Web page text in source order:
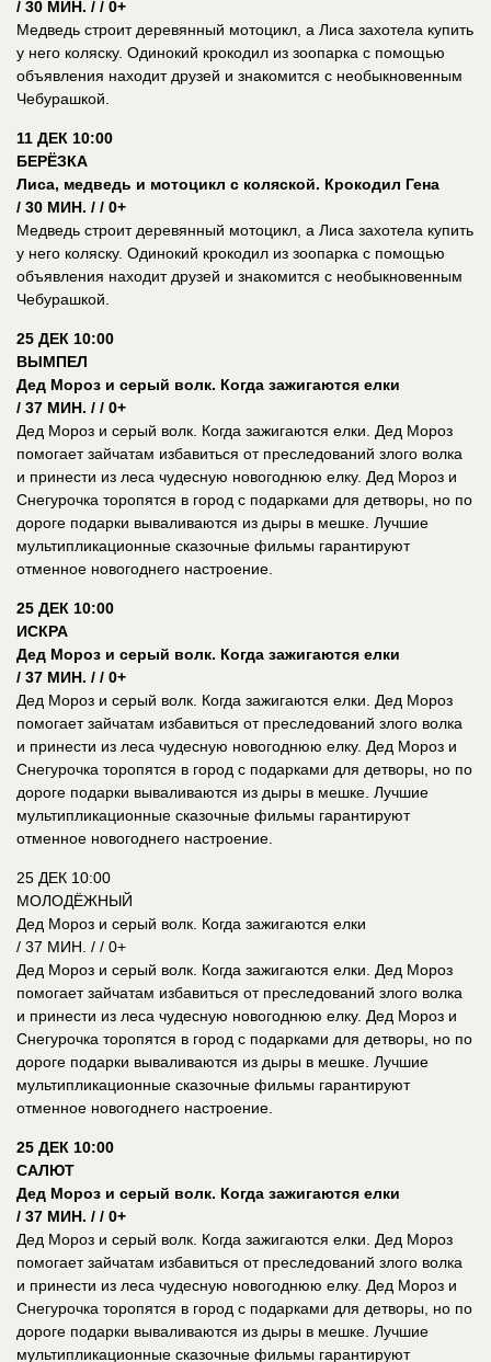
/ 30 МИН. / / 0+
Медведь строит деревянный мотоцикл, а Лиса захотела купить
у него коляску. Одинокий крокодил из зоопарка с помощью
объявления находит друзей и знакомится с необыкновенным
Чебурашкой.
11 ДЕК 10:00
БЕРЁЗКА
Лиса, медведь и мотоцикл с коляской. Крокодил Гена
/ 30 МИН. / / 0+
Медведь строит деревянный мотоцикл, а Лиса захотела купить
у него коляску. Одинокий крокодил из зоопарка с помощью
объявления находит друзей и знакомится с необыкновенным
Чебурашкой.
25 ДЕК 10:00
ВЫМПЕЛ
Дед Мороз и серый волк. Когда зажигаются елки
/ 37 МИН. / / 0+
Дед Мороз и серый волк. Когда зажигаются елки. Дед Мороз
помогает зайчатам избавиться от преследований злого волка
и принести из леса чудесную новогоднюю елку. Дед Мороз и
Снегурочка торопятся в город с подарками для детворы, но по
дороге подарки вываливаются из дыры в мешке. Лучшие
мультипликационные сказочные фильмы гарантируют
отменное новогоднего настроение.
25 ДЕК 10:00
ИСКРА
Дед Мороз и серый волк. Когда зажигаются елки
/ 37 МИН. / / 0+
Дед Мороз и серый волк. Когда зажигаются елки. Дед Мороз
помогает зайчатам избавиться от преследований злого волка
и принести из леса чудесную новогоднюю елку. Дед Мороз и
Снегурочка торопятся в город с подарками для детворы, но по
дороге подарки вываливаются из дыры в мешке. Лучшие
мультипликационные сказочные фильмы гарантируют
отменное новогоднего настроение.
25 ДЕК 10:00
МОЛОДЁЖНЫЙ
Дед Мороз и серый волк. Когда зажигаются елки
/ 37 МИН. / / 0+
Дед Мороз и серый волк. Когда зажигаются елки. Дед Мороз
помогает зайчатам избавиться от преследований злого волка
и принести из леса чудесную новогоднюю елку. Дед Мороз и
Снегурочка торопятся в город с подарками для детворы, но по
дороге подарки вываливаются из дыры в мешке. Лучшие
мультипликационные сказочные фильмы гарантируют
отменное новогоднего настроение.
25 ДЕК 10:00
САЛЮТ
Дед Мороз и серый волк. Когда зажигаются елки
/ 37 МИН. / / 0+
Дед Мороз и серый волк. Когда зажигаются елки. Дед Мороз
помогает зайчатам избавиться от преследований злого волка
и принести из леса чудесную новогоднюю елку. Дед Мороз и
Снегурочка торопятся в город с подарками для детворы, но по
дороге подарки вываливаются из дыры в мешке. Лучшие
мультипликационные сказочные фильмы гарантируют